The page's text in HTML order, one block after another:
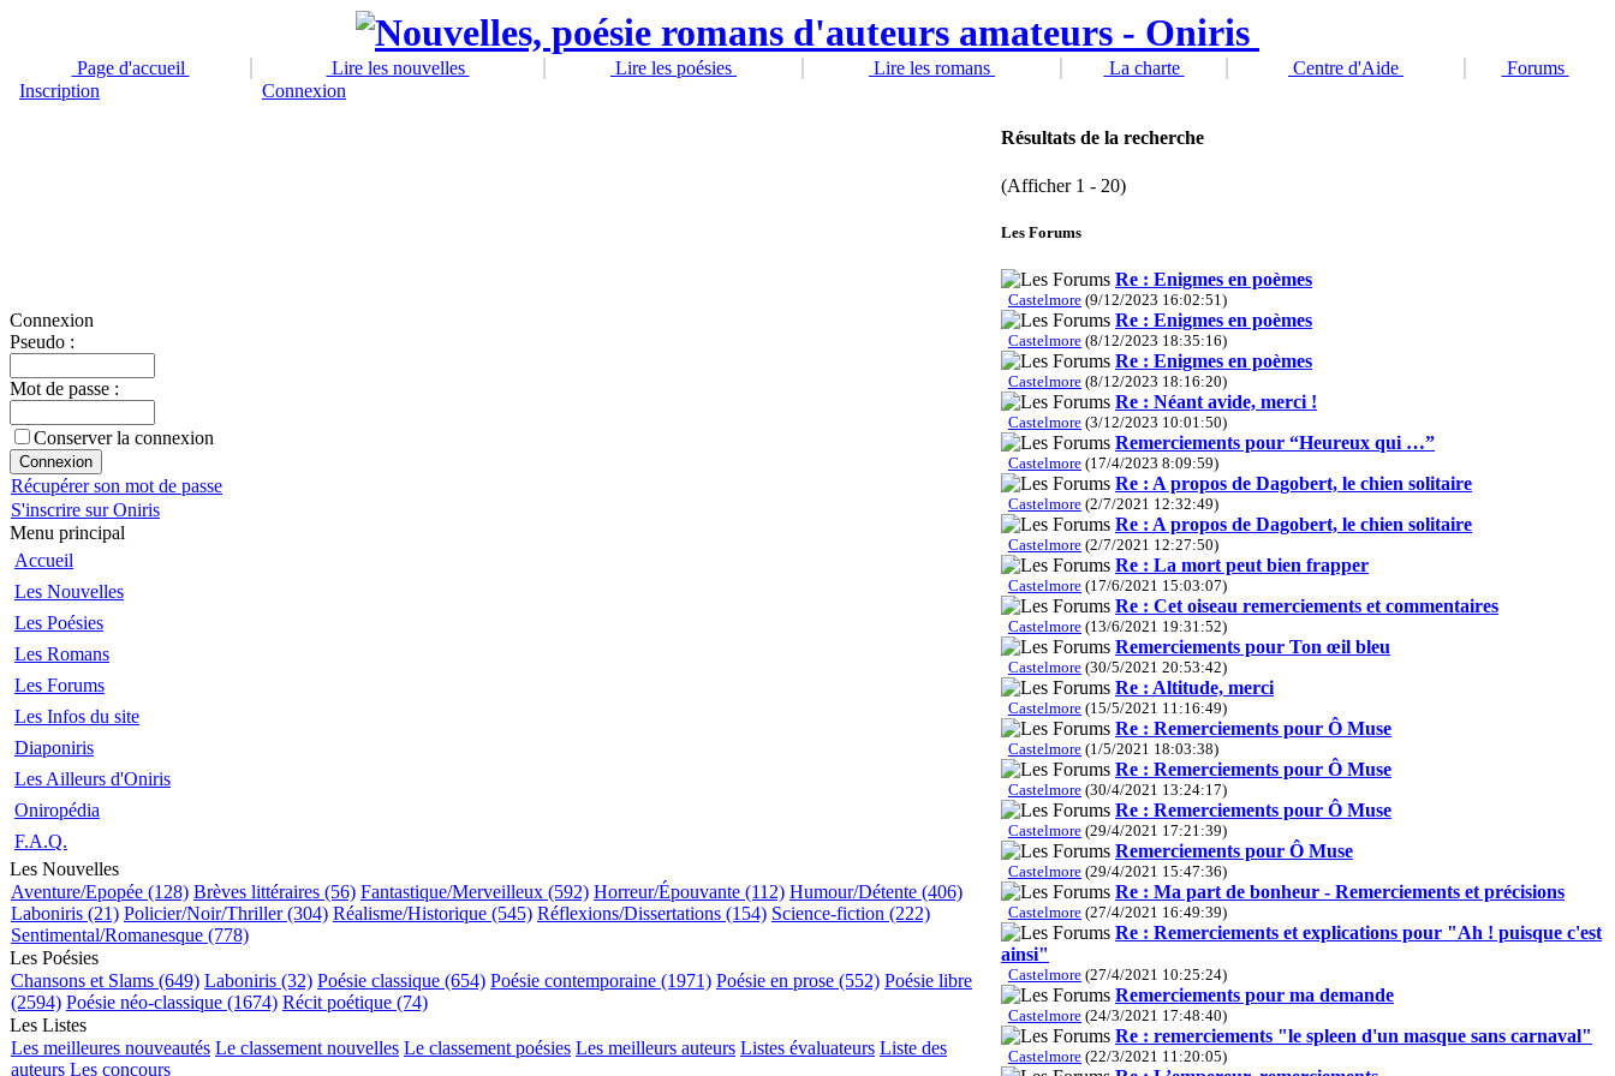
Page d'accueil Lire les nouvelles Lire les poésies Lire les romans La charte Centre d'Aide
Forums
Inscription
Connexion
Connexion
Pseudo :
Mot de passe :
Conserver la connexion
Récupérer son mot de passe
S'inscrire sur Oniris
Menu principal
Accueil
Les Nouvelles
Les Poésies
Les Romans
Les Forums
Les Infos du site
Diaponiris
Les Ailleurs d'Oniris
Oniropédia
F.A.Q.
Les Nouvelles
Aventure/Epopée (128) Brèves littéraires (56) Fantastique/Merveilleux (592) Horreur/Épouvante (112) Humour/Détente (406)
Laboniris (21) Policier/Noir/Thriller (304) Réalisme/Historique (545) Réflexions/Dissertations (154) Science-fiction (222)
Sentimental/Romanesque (778)
Les Poésies
Chansons et Slams (649) Laboniris (32) Poésie classique (654) Poésie contemporaine (1971) Poésie en prose (552) Poésie libre
(2594) Poésie néo-classique (1674) Récit poétique (74)
Les Listes
Les meilleures nouveautés Le classement nouvelles Le classement poésies Les meilleurs auteurs Listes évaluateurs Liste des
auteurs Les concours
Résultats de la recherche
(Afficher 1 - 20)
Les Forums
Re : Enigmes en poèmes
Castelmore (9/12/2023 16:02:51)
Re : Enigmes en poèmes
Castelmore (8/12/2023 18:35:16)
Re : Enigmes en poèmes
Castelmore (8/12/2023 18:16:20)
Re : Néant avide, merci !
Castelmore (3/12/2023 10:01:50)
Remerciements pour “Heureux qui …”
Castelmore (17/4/2023 8:09:59)
Re : A propos de Dagobert, le chien solitaire
Castelmore (2/7/2021 12:32:49)
Re : A propos de Dagobert, le chien solitaire
Castelmore (2/7/2021 12:27:50)
Re : La mort peut bien frapper
Castelmore (17/6/2021 15:03:07)
Re : Cet oiseau remerciements et commentaires
Castelmore (13/6/2021 19:31:52)
Remerciements pour Ton œil bleu
Castelmore (30/5/2021 20:53:42)
Re : Altitude, merci
Castelmore (15/5/2021 11:16:49)
Re : Remerciements pour Ô Muse
Castelmore (1/5/2021 18:03:38)
Re : Remerciements pour Ô Muse
Castelmore (30/4/2021 13:24:17)
Re : Remerciements pour Ô Muse
Castelmore (29/4/2021 17:21:39)
Remerciements pour Ô Muse
Castelmore (29/4/2021 15:47:36)
Re : Ma part de bonheur - Remerciements et précisions
Castelmore (27/4/2021 16:49:39)
Re : Remerciements et explications pour "Ah ! puisque c'est
ainsi"
Castelmore (27/4/2021 10:25:24)
Remerciements pour ma demande
Castelmore (24/3/2021 17:48:40)
Re : remerciements "le spleen d'un masque sans carnaval"
Castelmore (22/3/2021 11:20:05)